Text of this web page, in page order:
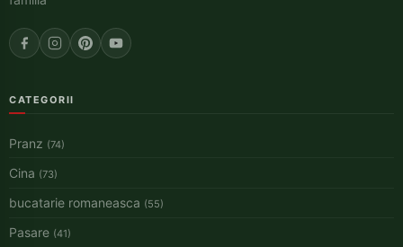
CATEGORII
Pranz (74)
Cina (73)
bucatarie romaneasca (55)
Pasare (41)